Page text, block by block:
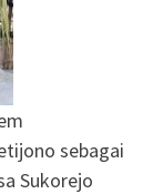
sebagai
Sukorejo